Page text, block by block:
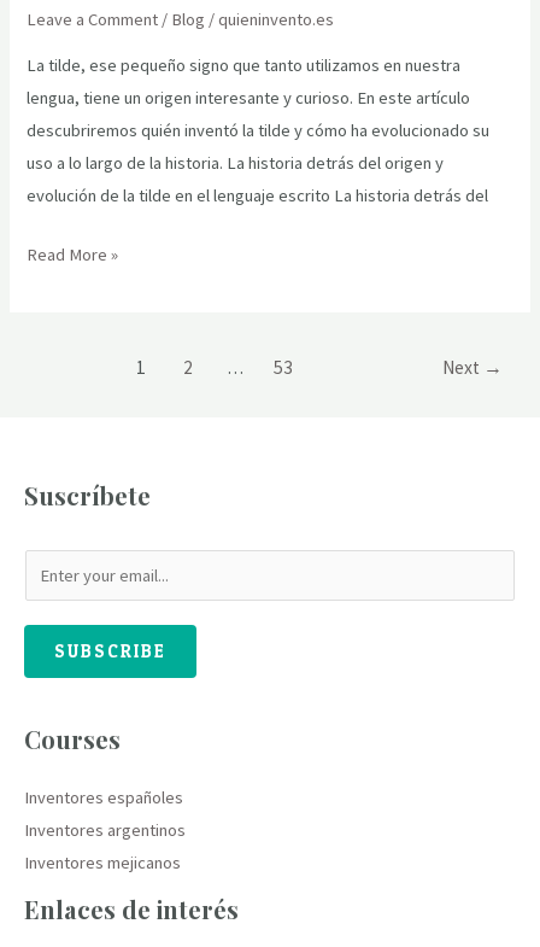
Leave a Comment / Blog /quieninvento.es
La tilde, ese pequeño signo que tanto utilizamos en nuestra
lengua, tiene un origen interesante y curioso. En este artículo
descubriremos quién inventó la tilde y cómo ha evolucionado su
uso a lo largo de la historia. La historia detrás del origen y
evolución de la tilde en el lenguaje escrito La historia detrás del
El
Read More »
1 2 … 53 Next →
Suscríbete
SUBSCRIBE
Courses
Inventores españoles
Inventores argentinos
Inventores mejicanos
Enlaces de interés